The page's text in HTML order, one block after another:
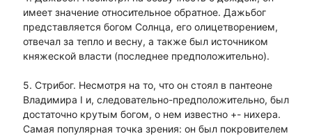
имеет значение относительное обратное. Дажьбог
представляется богом Солнца, его олицетворением,
отвечал за тепло и весну, а также был источником
княжеской власти (последнее предположительно).
5. Стрибог. Несмотря на то, что он стоял в пантеоне
Владимира I и, следовательно-предположительно, был
достаточно крутым богом, о нем известно +- нихера.
Самая популярная точка зрения: он был покровителем